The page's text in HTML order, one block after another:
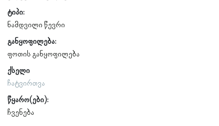
ტიპი:
ნამდვილი წევრი
განყოფილება:
ფოთის განყოფილება
ქსელი
ჩატვირთვა
წყარო(ები):
ჩვენება